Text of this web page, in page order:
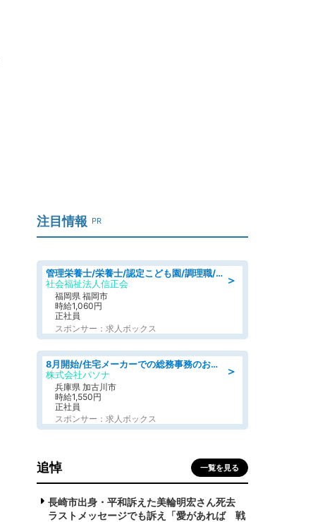
注目情報 PR
＞
管理栄養士/栄養士/認定こども園/調理職/認定こども園/週3日～相談可能
社会福祉法人信正会
福岡県 福岡市
時給1,060円
正社員
スポンサー：求人ボックス
＞
8月開始/住宅メーカーでの総務事務のお仕事/駅近/即日勤務可/一般事務/人事労務
株式会社パソナ
兵庫県 加古川市
時給1,550円
正社員
スポンサー：求人ボックス
追悼 一覧を見る
長崎市出身・平和訴えた美輪明宏さん死去
ラストメッセージでも訴え「愛があれば 戦